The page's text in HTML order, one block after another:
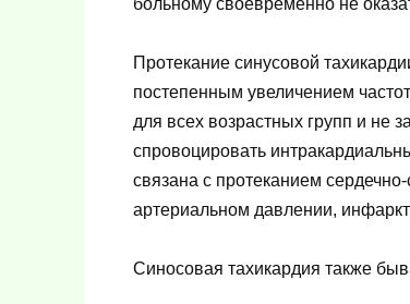
Протекание синусовой
постепенным увеличением
для всех возрастных групп и не
спровоцировать
связана с протеканием
артериальном давлении,
Синосовая тахикардия также